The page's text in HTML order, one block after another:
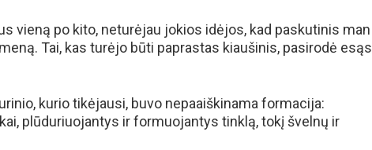
vieną po kito, neturėjau jokios idėjos, kad paskutinis man
Tai, kas turėjo būti paprastas kiaušinis, pasirodė esąs
kurio tikėjausi, buvo nepaaiškinama formacija:
plūduriuojantys ir formuojantys tinklą, tokį švelnų ir